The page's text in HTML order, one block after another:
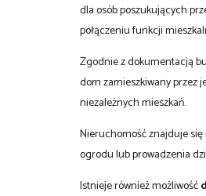
dla osób poszukujących
połączeniu funkcji
Zgodnie z dokumentacją
dom zamieszkiwany przez
niezależnych mieszkań.
Nieruchomość znajduje się
ogrodu lub prowadzenia
Istnieje również możliwość